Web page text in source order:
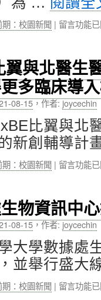
賽
4
項
中
璇
同
學
獲
教
育
部
青
年
署
110
學
U-
START
創
新
創
業
計
畫
第
究
所
廖
副
教
授
學
分
享：
探
索
疾
病
理
機
轉
與
未
來
可
期：校園新聞 | 在
大
口
腔
醫
學
院
通
過
件
合
作
計
中
留言功能
與北醫生
多臨床導
08-15，作者: joycechin
比翼與北
新創輔導計
期：校園新聞 | 在
翼
與
北
醫
生
醫
加
速
器
留言功能
物資訊中
08-15，作者: joycechin
大學數據處
並舉行盛大
期：校園新聞 | 在
留言功能